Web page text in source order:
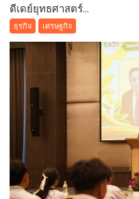
ดีเดย์ยุทธศาสตร์...
ธุรกิจ เศรษฐกิจ